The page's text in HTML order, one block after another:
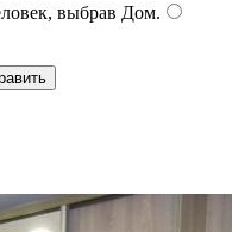
выбрав Дом.